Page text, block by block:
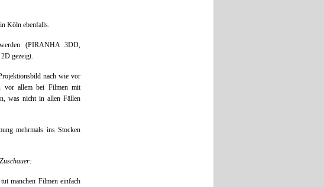
Köln ebenfalls.
(PIRANHA 3DD,
gezeigt.
nach wie vor
vor allem bei Filmen mit
was nicht in allen Fällen
mehrmals ins Stocken
manchen Filmen einfach